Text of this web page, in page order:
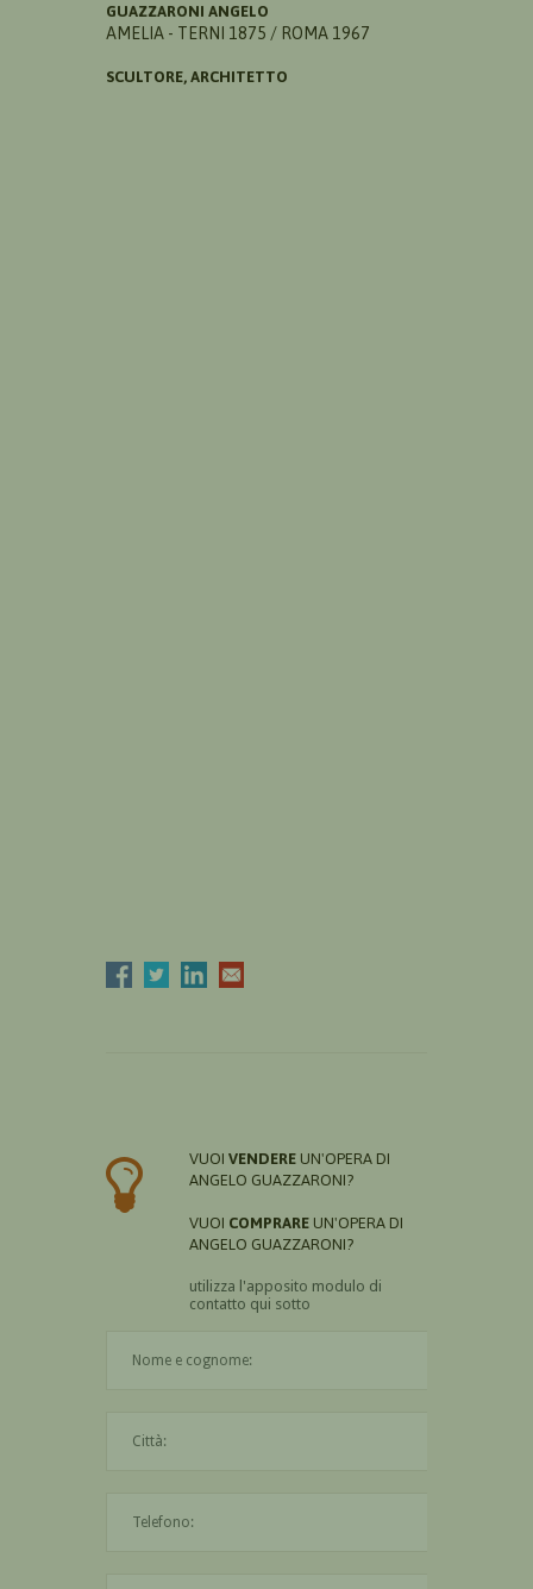
GUAZZARONI ANGELO
AMELIA - TERNI 1875 / ROMA 1967
SCULTORE, ARCHITETTO
VUOI VENDERE UN'OPERA DI
ANGELO GUAZZARONI?
VUOI COMPRARE UN'OPERA DI
ANGELO GUAZZARONI?
utilizza l'apposito modulo di
contatto qui sotto